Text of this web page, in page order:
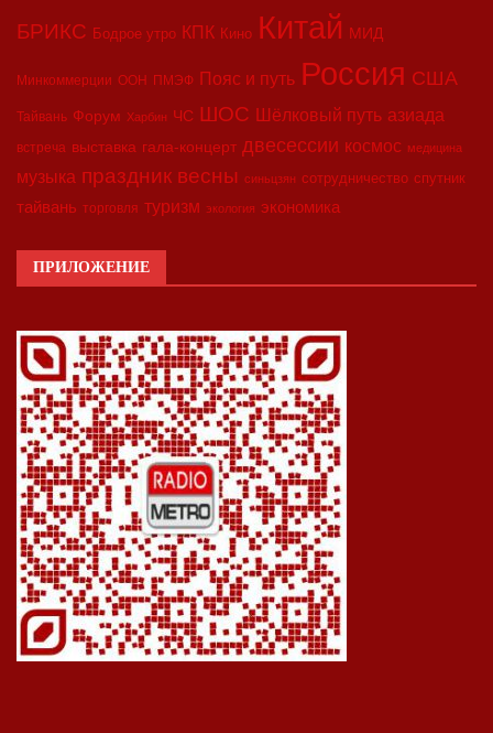
БРИКС Бодрое утро КПК Кино Китай МИД
Минкоммерции ООН ПМЭФ Пояс и путь Россия США
Тайвань Форум Харбин ЧС ШОС Шёлковый путь азиада
встреча выставка гала-концерт двесессии космос медицина
музыка праздник весны синьцзян сотрудничество спутник
тайвань торговля туризм экология экономика
ПРИЛОЖЕНИЕ